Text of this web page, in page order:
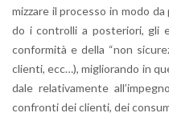
miz­za­re il pro­ces­so in modo
do i con­trol­li a po­ste­rio­ri, gli
con­for­mi­tà e della “non
clien­ti, ecc…), mi­glio­ran­do in
da­le re­la­ti­va­men­te
con­fron­ti dei clien­ti, dei